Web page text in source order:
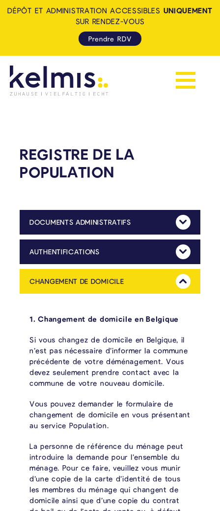
Afficher la
DÉPÔT ET ADMINISTRATION ACCESSIBLES UNIQUEMENT
SUR RENDEZ-VOUS
Prendre RDV
REGISTRE DE LA
POPULATION
DOCUMENTS ADMINISTRATIFS Mehr
AUTHENTIFICATIONS Mehr
CHANGEMENT DE DOMICILE Mehr
1. Changement de domicile en Belgique
Si vous changez de domicile en Belgique, il
n’est pas nécessaire d’informer la commune
précédente de votre déménagement. Vous
devez seulement prendre contact avec la
commune de votre nouveau domicile.
Vous pouvez demander le formulaire de
changement de domicile en vous présentant
au service Population.
La personne de référence du ménage peut
introduire la demande pour l’ensemble du
ménage. Pour ce faire, veuillez vous munir
d’une copie de la carte d’identité de tous
les membres du ménage qui changent de
domicile ainsi que d’une copie du contrat